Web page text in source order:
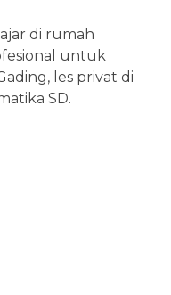
di rumah
untuk
les privat di
SD.